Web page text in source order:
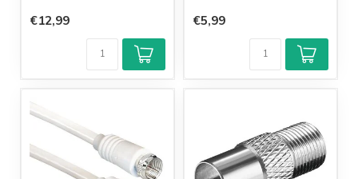
€12,99 €5,99